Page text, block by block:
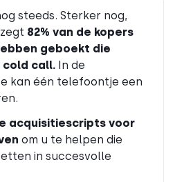
steeds. Sterker nog,
82% van de kopers
geboekt die
cold call. In de
kan één telefoontje een
acquisitiescripts voor
om u te helpen die
in succesvolle